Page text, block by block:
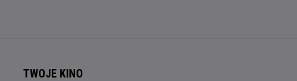
TWOJE KINO